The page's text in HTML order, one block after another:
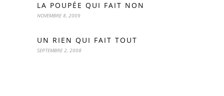
LA POUPÉE QUI FAIT NON
NOVEMBRE 8, 2009
UN RIEN QUI FAIT TOUT
SEPTEMBRE 2, 2008